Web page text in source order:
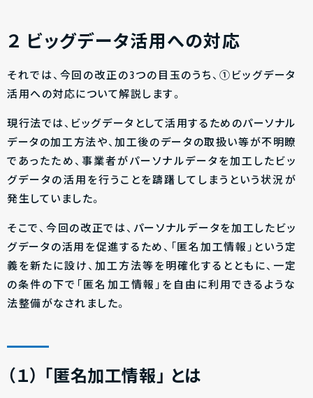
２ ビッグデータ活用への対応
それでは、今回の改正の3つの目玉のうち、①ビッグデータ
活用への対応について解説します。
現行法では、ビッグデータとして活用するためのパーソナル
データの加工方法や、加工後のデータの取扱い等が不明瞭
であったため、事業者がパーソナルデータを加工したビッ
グデータの活用を行うことを躊躇してしまうという状況が
発生していました。
そこで、今回の改正では、パーソナルデータを加工したビッ
グデータの活用を促進するため、「匿名加工情報」という定
義を新たに設け、加工方法等を明確化するとともに、一定
の条件の下で「匿名加工情報」を自由に利用できるような
法整備がなされました。
（１） 「匿名加工情報」 とは